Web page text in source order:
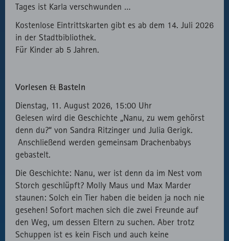
Tages ist Karla verschwunden …
Kostenlose Eintrittskarten gibt es ab dem 14. Juli 2026
in der Stadtbibliothek.
Für Kinder ab 5 Jahren.
Vorlesen & Basteln
Dienstag, 11. August 2026, 15:00 Uhr
Gelesen wird die Geschichte „Nanu, zu wem gehörst
denn du?“ von Sandra Ritzinger und Julia Gerigk.
Anschließend werden gemeinsam Drachenbabys
gebastelt.
Die Geschichte: Nanu, wer ist denn da im Nest vom
Storch geschlüpft? Molly Maus und Max Marder
staunen: Solch ein Tier haben die beiden ja noch nie
gesehen! Sofort machen sich die zwei Freunde auf
den Weg, um dessen Eltern zu suchen. Aber trotz
Schuppen ist es kein Fisch und auch keine